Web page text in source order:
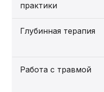
практики
Глубинная терапия
Работа с травмой